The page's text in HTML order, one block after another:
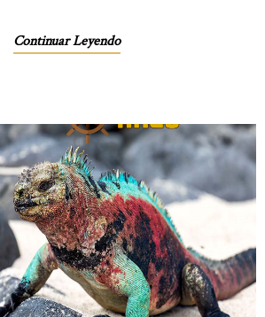
Continuar Leyendo